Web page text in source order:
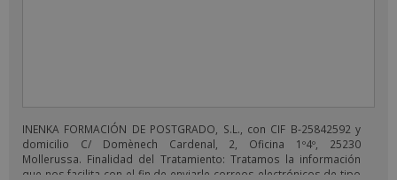
INENKA FORMACIÓN DE POSTGRADO, S.L., con CIF B-25842592 y
domicilio C/ Domènech Cardenal, 2, Oficina 1º4º, 25230
Mollerussa. Finalidad del Tratamiento: Tratamos la información
que nos facilita con el fin de enviarle correos electrónicos de tipo